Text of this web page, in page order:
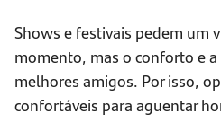
Shows e festivais pedem um
momento, mas o conforto e
melhores amigos. Por isso,
confortáveis para aguentar